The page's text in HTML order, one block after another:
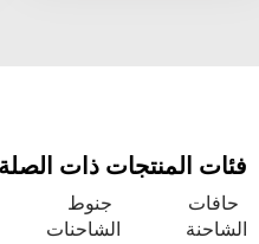
فئات المنتجات ذات الصلة
حافات
الشاحنة
جنوط
الشاحنات